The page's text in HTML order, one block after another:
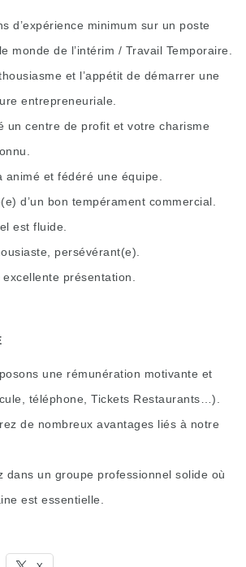
d’expérience minimum sur un poste
monde de l’intérim / Travail Temporaire.
et l’appétit de démarrer une
entrepreneuriale.
un centre de profit et votre charisme
animé et fédéré une équipe.
d’un bon tempérament commercial.
est fluide.
persévérant(e).
excellente présentation.
une rémunération motivante et
téléphone, Tickets Restaurants…).
de nombreux avantages liés à notre
dans un groupe professionnel solide où
est essentielle.